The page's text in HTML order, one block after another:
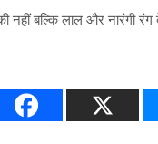
नहीं बल्कि लाल और नारंगी